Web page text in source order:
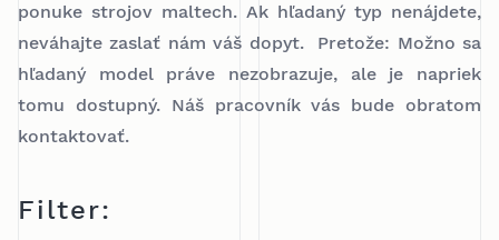
ponuke strojov maltech. Ak hľadaný typ nenájdete,
neváhajte zaslať nám váš dopyt. Pretože: Možno sa
hľadaný model práve nezobrazuje, ale je napriek
tomu dostupný. Náš pracovník vás bude obratom
kontaktovať.
Filter: